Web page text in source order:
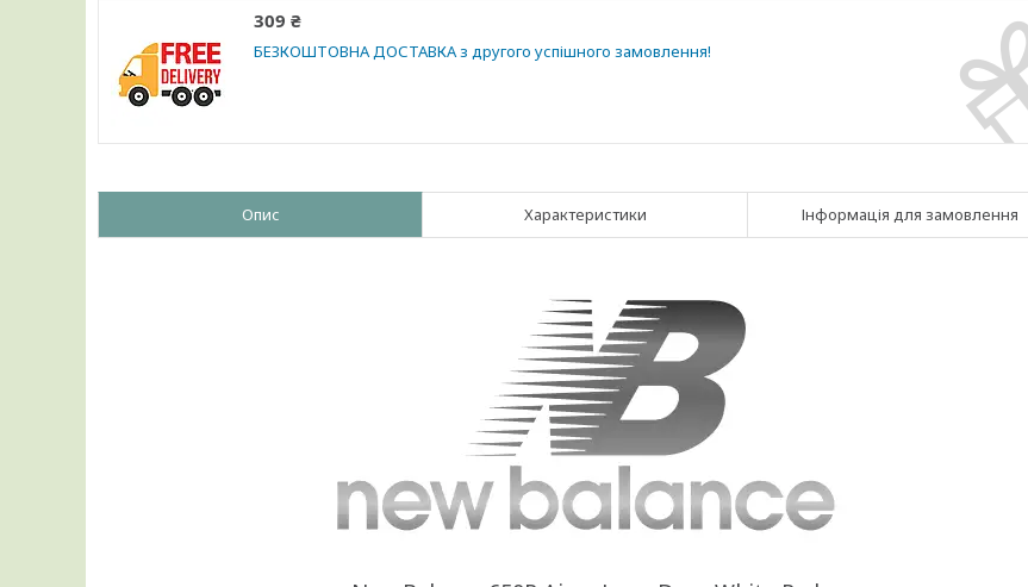
309 ₴
БЕЗКОШТОВНА ДОСТАВКА з другого успішного замовлення!
Опис Характеристики Інформація для замовлення